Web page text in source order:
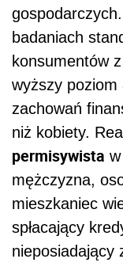
badaniach
konsumentów
wyższy poziom
zachowań
niż kobiety.
permisywista
mężczyzna,
mieszkaniec
spłacający
nieposiadający